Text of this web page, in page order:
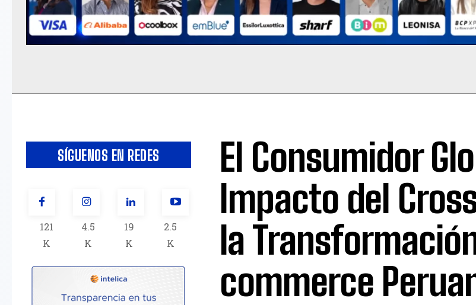
SÍGUENOS EN REDES
121
K
4.5
K
19
K
2.5
K
El Consumidor
Impacto del
la
commerce